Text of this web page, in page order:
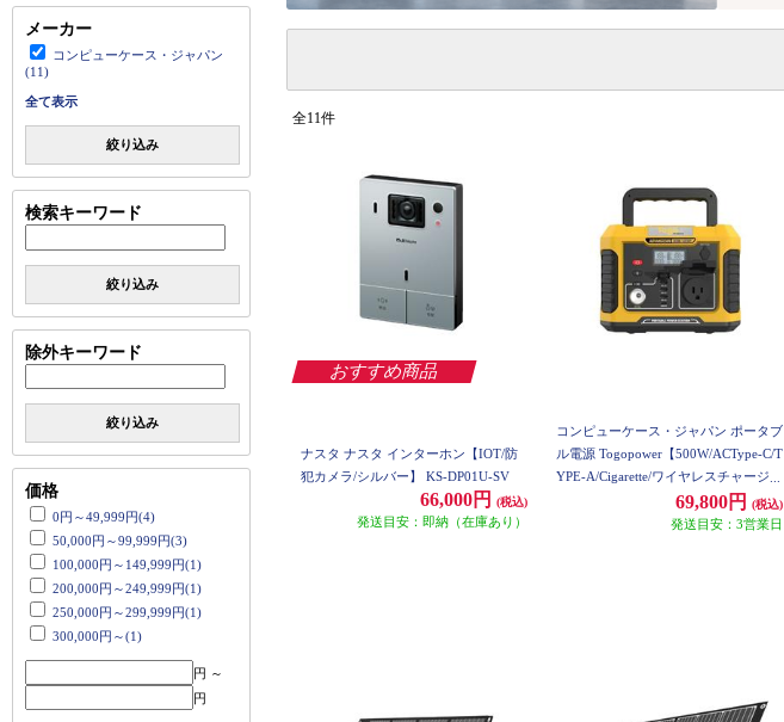
メーカー
コンピューケース・ジャパン
(11)
全て表示
絞り込み
検索キーワード
絞り込み
除外キーワード
絞り込み
価格
0円～49,999円(4)
50,000円～99,999円(3)
100,000円～149,999円(1)
200,000円～249,999円(1)
250,000円～299,999円(1)
300,000円～(1)
円 ～
円
全11件
おすすめ商品
ナスタ ナスタ インターホン【IOT/防
犯カメラ/シルバー】 KS-DP01U-SV
66,000円 (税込)
発送目安：即納（在庫あり）
コンピューケース・ジャパン ポータブ
ル電源 Togopower【500W/ACType-C/T
YPE-A/Cigarette/ワイヤレスチャージャ
ー/LEDライト/イエロー】 AD500Y
69,800円 (税込)
発送目安：3営業日